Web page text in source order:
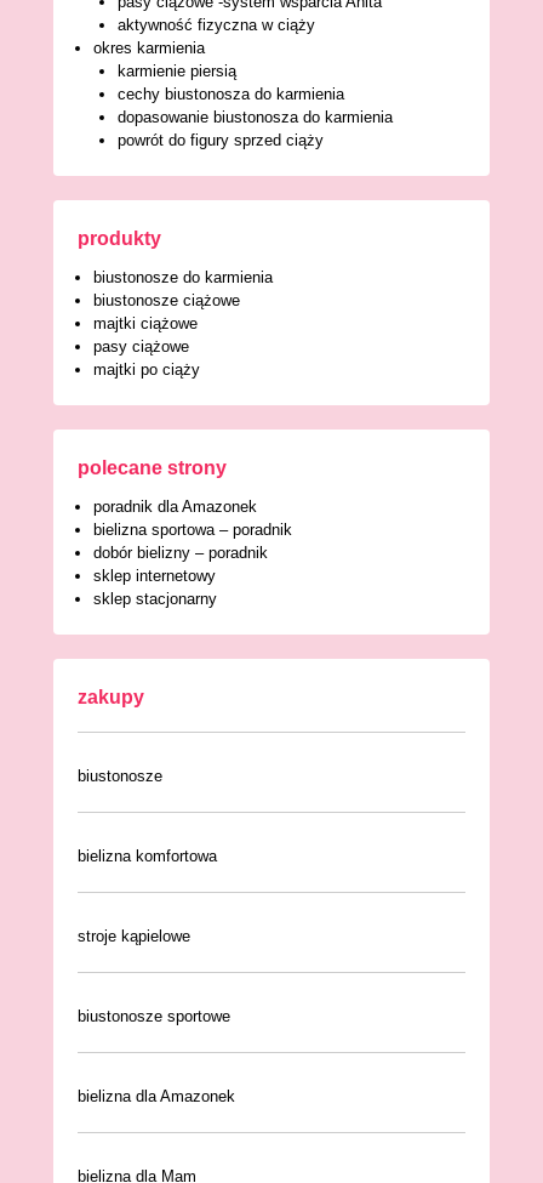
aktywność fizyczna w ciąży
okres karmienia
karmienie piersią
cechy biustonosza do karmienia
dopasowanie biustonosza do karmienia
powrót do figury sprzed ciąży
produkty
biustonosze do karmienia
biustonosze ciążowe
majtki ciążowe
pasy ciążowe
majtki po ciąży
polecane strony
poradnik dla Amazonek
bielizna sportowa – poradnik
dobór bielizny – poradnik
sklep internetowy
sklep stacjonarny
zakupy
biustonosze
bielizna komfortowa
stroje kąpielowe
biustonosze sportowe
bielizna dla Amazonek
bielizna dla Mam